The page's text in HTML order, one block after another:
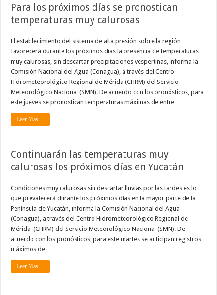
Para los próximos días se pronostican
temperaturas muy calurosas
El establecimiento del sistema de alta presión sobre la región
favorecerá durante los próximos días la presencia de temperaturas
muy calurosas, sin descartar precipitaciones vespertinas, informa la
Comisión Nacional del Agua (Conagua), a través del Centro
Hidrometeorológico Regional de Mérida (CHRM) del Servicio
Meteorológico Nacional (SMN). De acuerdo con los pronósticos, para
este jueves se pronostican temperaturas máximas de entre …
Leer Mas ...
Continuarán las temperaturas muy
calurosas los próximos días en Yucatán
Condiciones muy calurosas sin descartar lluvias por las tardes es lo
que prevalecerá durante los próximos días en la mayor parte de la
Península de Yucatán, informa la Comisión Nacional del Agua
(Conagua), a través del Centro Hidrometeorológico Regional de
Mérida (CHRM) del Servicio Meteorológico Nacional (SMN). De
acuerdo con los pronósticos, para este martes se anticipan registros
máximos de …
Leer Mas ...